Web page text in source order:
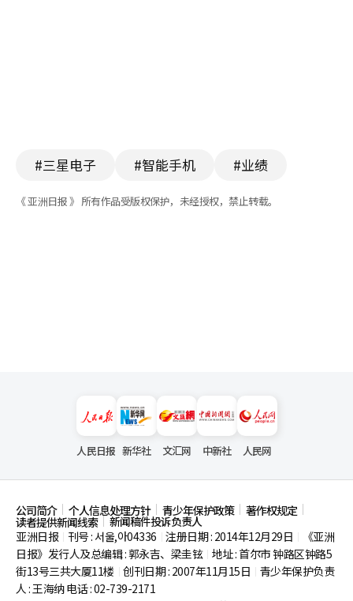
#三星电子 #智能手机 #业绩
《 亚洲日报 》 所有作品受版权保护，未经授权，禁止转载。
人民日报 新华社 文汇网 中新社 人民网
公司简介 个人信息处理方针 青少年保护政策 著作权规定
读者提供新闻线索
新闻稿件投诉负责人
亚洲日报
刊号 : 서울,아04336 注册日期 : 2014年12月29日
《亚洲
日报》发行人及总编辑 : 郭永吉、梁圭铉 地址 : 首尔市钟路区钟路5
街13号三共大厦11楼 创刊日期 : 2007年11月15日
青少年保护负责
人 : 王海纳 电话 : 02-739-2171